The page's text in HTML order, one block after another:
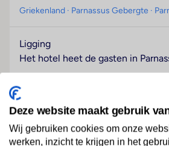
Griekenland · Parnassus Gebergte ·
Ligging
Het hotel heet de gasten in
Het vriendelijke personeel aan de
alle vragen behulpzaam. Het
bagagedepot. In het hotel is Wi-Fi
tourdesk biedt ondersteuning bij
Deze website maakt gebruik
Wij gebruiken cookies om onze
werken, inzicht te krijgen in het